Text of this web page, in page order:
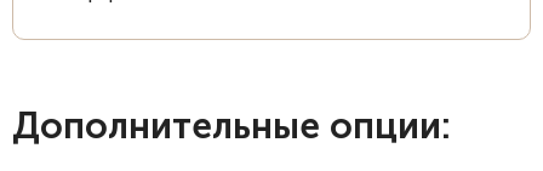
Дополнительные опции: